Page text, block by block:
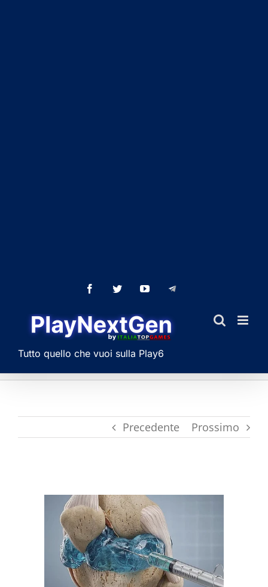
contenuto
FacebookTwitterYouTubeTelegram
Tutto quello che vuoi sulla Play6
Precedente Prossimo